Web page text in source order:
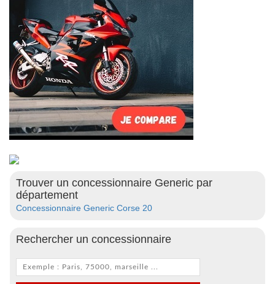
Trouver un concessionnaire Generic par
département
Concessionnaire Generic Corse 20
Rechercher un concessionnaire